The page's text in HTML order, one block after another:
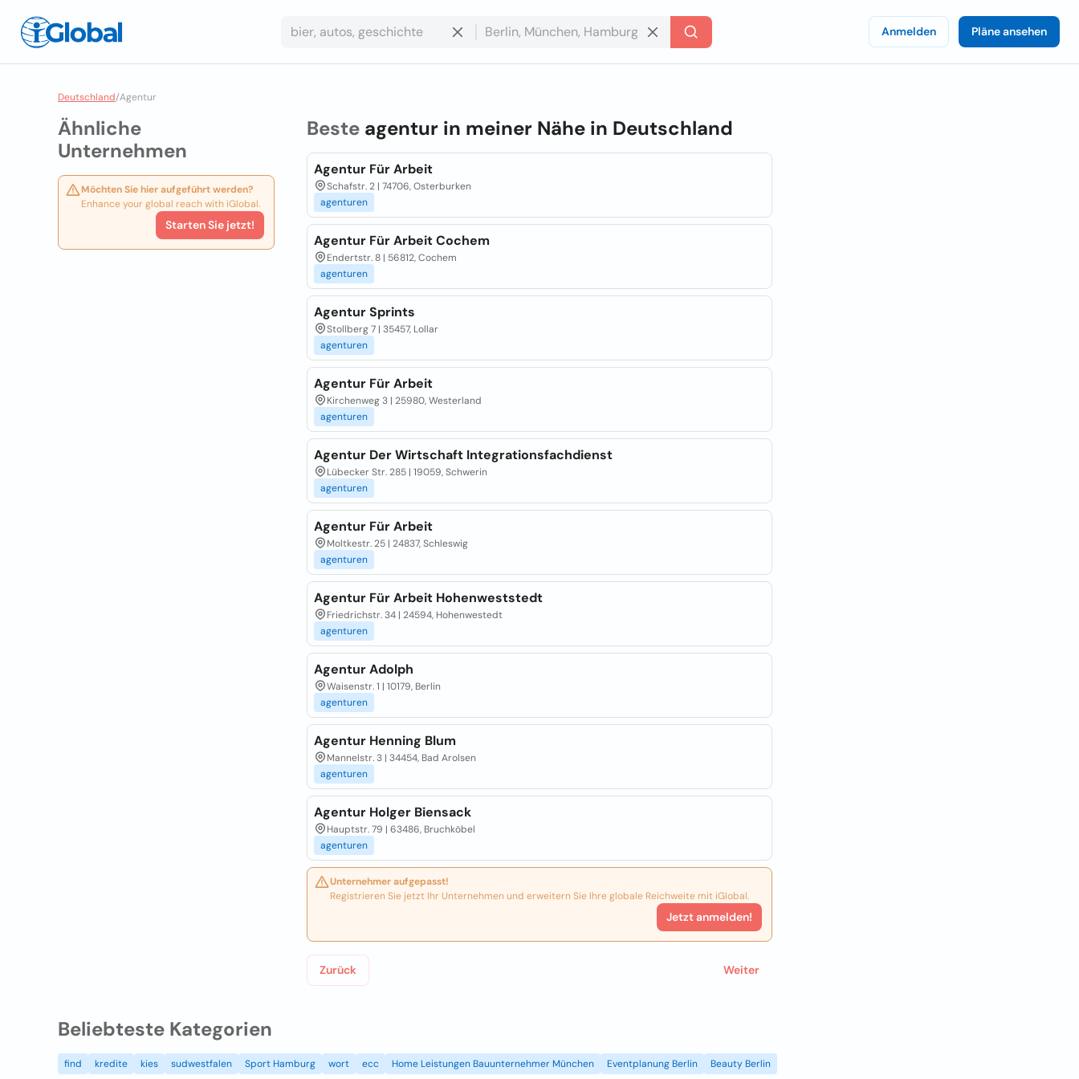
Anmelden Pläne ansehen
Deutschland/Agentur
Ähnliche
Unternehmen
Möchten Sie hier aufgeführt werden?
Enhance your global reach with iGlobal.
Starten Sie jetzt!
Beste agentur in meiner Nähe in Deutschland
Agentur Für Arbeit
Schafstr. 2 | 74706, Osterburken
agenturen
Agentur Für Arbeit Cochem
Endertstr. 8 | 56812, Cochem
agenturen
Agentur Sprints
Stollberg 7 | 35457, Lollar
agenturen
Agentur Für Arbeit
Kirchenweg 3 | 25980, Westerland
agenturen
Agentur Der Wirtschaft Integrationsfachdienst
Lübecker Str. 285 | 19059, Schwerin
agenturen
Agentur Für Arbeit
Moltkestr. 25 | 24837, Schleswig
agenturen
Agentur Für Arbeit Hohenweststedt
Friedrichstr. 34 | 24594, Hohenwestedt
agenturen
Agentur Adolph
Waisenstr. 1 | 10179, Berlin
agenturen
Agentur Henning Blum
Mannelstr. 3 | 34454, Bad Arolsen
agenturen
Agentur Holger Biensack
Hauptstr. 79 | 63486, Bruchköbel
agenturen
Unternehmer aufgepasst!
Registrieren Sie jetzt Ihr Unternehmen und erweitern Sie Ihre globale Reichweite mit iGlobal.
Jetzt anmelden!
Zurück Weiter
Beliebteste Kategorien
find kredite kies sudwestfalen Sport Hamburg wort ecc Home Leistungen Bauunternehmer München Eventplanung Berlin Beauty Berlin